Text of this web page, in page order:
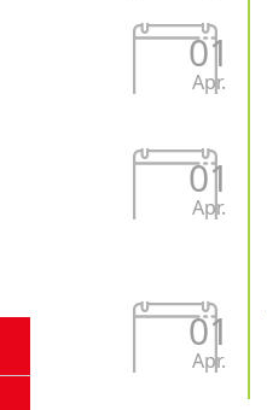
01
Apr.
01
Apr.
01
Apr.